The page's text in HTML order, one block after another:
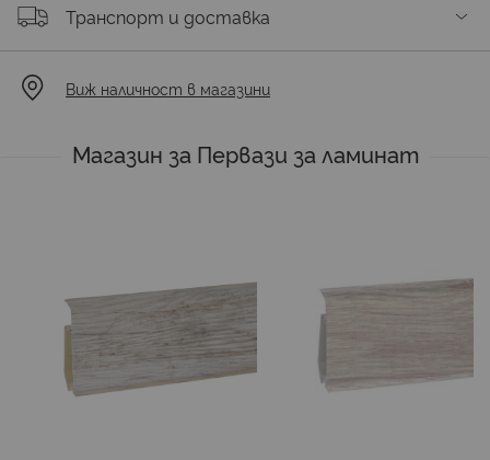
Транспорт и доставка
Виж наличност в магазини
Магазин за Первази за ламинат